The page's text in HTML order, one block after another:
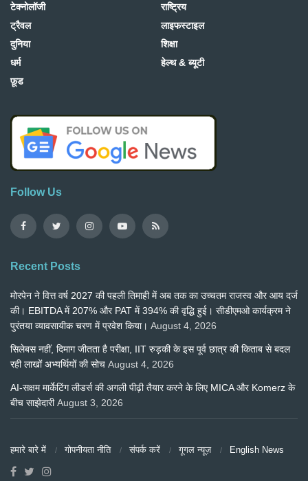
टेक्नोलॉजी
ट्रैवल
दुनिया
धर्म
फ़ूड
राष्ट्रिय
लाइफस्टाइल
शिक्षा
हेल्थ & ब्यूटी
Follow Us
Recent Posts
मोरपेन ने वित्त वर्ष 2027 की पहली तिमाही में अब तक का उच्चतम राजस्व और आय दर्ज
की। EBITDA में 207% और PAT में 394% की वृद्धि हुई। सीडीएमओ कार्यक्रम ने
पुरंतया व्यावसायीक चरण में प्रवेश किया। August 4, 2026
सिलेबस नहीं, दिमाग जीतता है परीक्षा, IIT रुड़की के इस पूर्व छात्र की किताब से बदल
रही लाखों अभ्यर्थियों की सोच August 4, 2026
AI-सक्षम मार्केटिंग लीडर्स की अगली पीढ़ी तैयार करने के लिए MICA और Komerz के
बीच साझेदारी August 3, 2026
हमारे बारे में गोपनीयता नीति संपर्क करें गूगल न्यूज़ English News